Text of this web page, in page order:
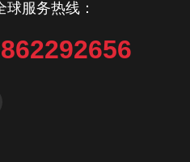
球服务热线：